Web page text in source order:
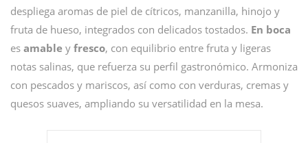
despliega aromas de piel de cítricos, manzanilla, hinojo y
fruta de hueso, integrados con delicados tostados. En boca
es amable y fresco, con equilibrio entre fruta y ligeras
notas salinas, que refuerza su perfil gastronómico. Armoniza
con pescados y mariscos, así como con verduras, cremas y
quesos suaves, ampliando su versatilidad en la mesa.